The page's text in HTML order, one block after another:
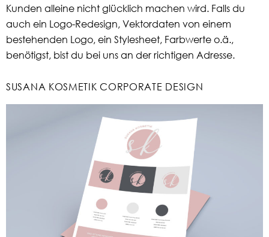
Kunden alleine nicht glücklich machen wird. Falls du
auch ein Logo-Redesign, Vektordaten von einem
bestehenden Logo, ein Stylesheet, Farbwerte o.ä.,
benötigst, bist du bei uns an der richtigen Adresse.
SUSANA KOSMETIK CORPORATE DESIGN